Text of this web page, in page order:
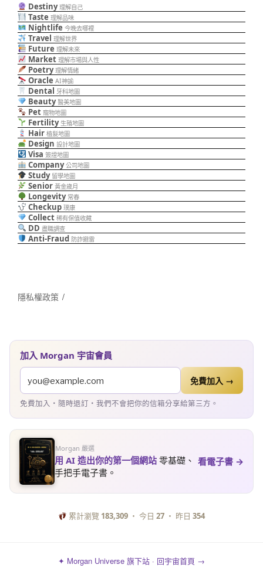
Destiny 理解自己
Taste 理解品味
Nightlife 今晚去哪裡
Travel 理解世界
Future 理解未來
Market 理解市場與人性
Poetry 理解情緒
Oracle AI神諭
Dental 牙科地圖
Beauty 醫美地圖
Pet 寵物地圖
Fertility 生殖地圖
Hair 植髮地圖
Design 設計地圖
Visa 簽證地圖
Company 公司地圖
Study 留學地圖
Senior 黃金歲月
Longevity 常春
Checkup 璞康
Collect 稀有保值收藏
DD 盡職調查
Anti-Fraud 防詐避雷
隱私權政策
加入 Morgan 宇宙會員
免費加入 →
免費加入・隨時退訂・我們不會把你的信箱分享給第三方。
Morgan 嚴選
用 AI 造出你的第一個網站 零基礎、
手把手電子書。
看電子書 →
累計瀏覽 183,309・ 今日 27・ 昨日 354
✦ Morgan Universe 旗下站 · 回宇宙首頁 →